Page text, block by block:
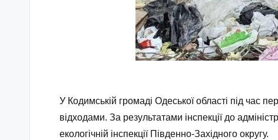
У Кодимській громаді Одеської області під час
відходами. За результатами інспекції до
екологічній інспекції Південно-Західного округу.